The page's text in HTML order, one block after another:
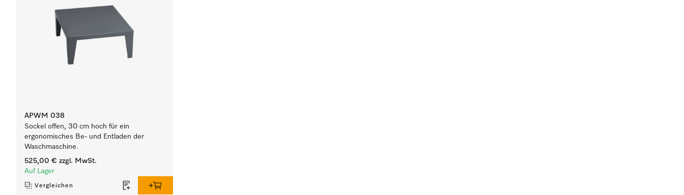
APWM 038
Sockel offen, 30 cm hoch für ein
ergonomisches Be- und Entladen der
Waschmaschine.
525,00 € zzgl. MwSt.
Auf Lager
Vergleichen